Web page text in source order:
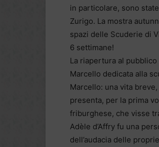
in particolare, sono
Zurigo. La mostra
spazi delle Scuderie di
6 settimane!
La riapertura al
Marcello dedicata alla
Marcello: una vita
presenta, per la prima
friburghese, che visse
Adèle d’Affry fu una
dell’audacia delle